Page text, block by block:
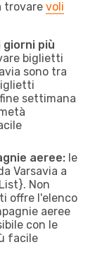
trovare voli
più
biglietti
sono tra
settimana
aeree: le
Varsavia a
Non
offre l'elenco
aeree
con le
facile